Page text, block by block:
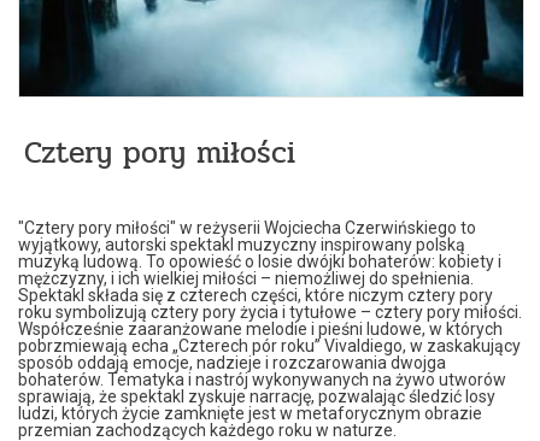
Cztery pory miłości
"Cztery pory miłości" w reżyserii Wojciecha Czerwińskiego to
wyjątkowy, autorski spektakl muzyczny inspirowany polską
muzyką ludową. To opowieść o losie dwójki bohaterów: kobiety i
mężczyzny, i ich wielkiej miłości – niemożliwej do spełnienia.
Spektakl składa się z czterech części, które niczym cztery pory
roku symbolizują cztery pory życia i tytułowe – cztery pory miłości.
Współcześnie zaaranżowane melodie i pieśni ludowe, w których
pobrzmiewają echa „Czterech pór roku” Vivaldiego, w zaskakujący
sposób oddają emocje, nadzieje i rozczarowania dwojga
bohaterów. Tematyka i nastrój wykonywanych na żywo utworów
sprawiają, że spektakl zyskuje narrację, pozwalając śledzić losy
ludzi, których życie zamknięte jest w metaforycznym obrazie
przemian zachodzących każdego roku w naturze.